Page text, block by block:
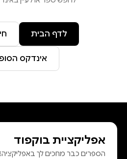
לדף הבית
אינדקס
אפליקציית בוקפוד
הספרים כבר מחכים לך באפליקציה!